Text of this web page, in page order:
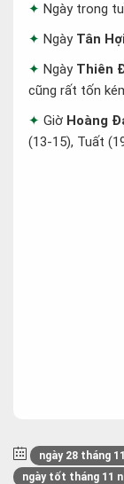
Ngày trong
Ngày Tân Hợi
Ngày Thiên
cũng rất tốn
Giờ Hoàng
(13-15), Tuất
ngày 28 tháng
ngày tốt tháng 11